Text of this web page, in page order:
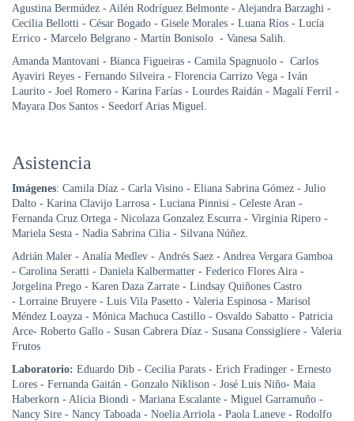
Agustina Bermúdez - Ailén Rodríguez Belmonte - Alejandra Barzaghi -
Cecilia Bellotti - César Bogado - Gisele Morales - Luana Ríos - Lucía
Errico - Marcelo Belgrano - Martín Bonisolo - Vanesa Salih.
Amanda Mantovani - Bianca Figueiras - Camila Spagnuolo - Carlos
Ayaviri Reyes - Fernando Silveira - Florencia Carrizo Vega - Iván
Laurito - Joel Romero - Karina Farías - Lourdes Raidán - Magalí Ferril -
Mayara Dos Santos - Seedorf Arias Miguel.
Asistencia
Imágenes: Camila Díaz - Carla Visino - Eliana Sabrina Gómez - Julio
Dalto - Karina Clavijo Larrosa - Luciana Pinnisi - Celeste Aran -
Fernanda Cruz Ortega - Nicolaza Gonzalez Escurra - Virginia Ripero -
Mariela Sesta - Nadia Sabrina Cilia - Silvana Núñez.
Adrián Maler - Analía Medlev - Andrés Saez - Andrea Vergara Gamboa
- Carolina Seratti - Daniela Kalbermatter - Federico Flores Aira -
Jorgelina Prego - Karen Daza Zarrate - Lindsay Quiñones Castro
- Lorraine Bruyere - Luis Vila Pasetto - Valeria Espinosa - Marisol
Méndez Loayza - Mónica Machuca Castillo - Osvaldo Sabatto - Patricia
Arce- Roberto Gallo - Susan Cabrera Díaz - Susana Conssigliere - Valeria
Frutos
Laboratorio: Eduardo Dib - Cecilia Parats - Erich Fradinger - Ernesto
Lores - Fernanda Gaitán - Gonzalo Niklison - José Luis Niño- Maia
Haberkorn - Alicia Biondi - Mariana Escalante - Miguel Garramuño -
Nancy Sire - Nancy Taboada - Noelia Arriola - Paola Laneve - Rodolfo